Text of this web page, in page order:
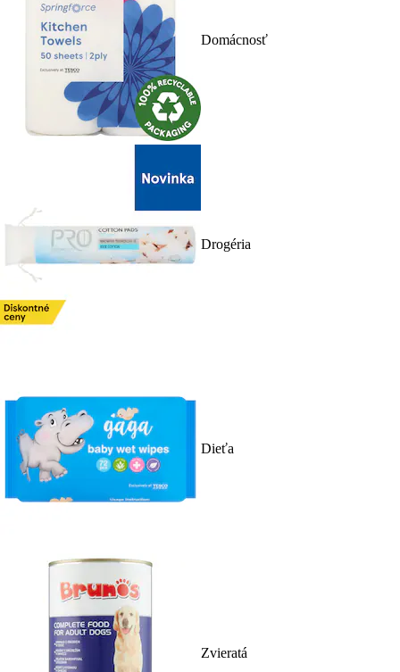
Domácnosť
Drogéria
Dieťa
Zvieratá